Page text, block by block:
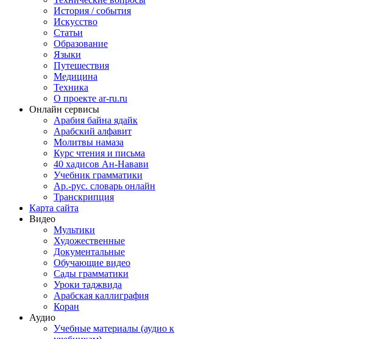
История / события
Искусство
Статьи
Образование
Языки
Путешествия
Медицина
Техника
О проекте ar-ru.ru
Онлайн сервисы
Арабия байна ядайк
Арабский алфавит
Молитвы намаза
Курс чтения и письма
40 хадисов Ан-Навави
Учебник грамматики
Ар.-рус. словарь онлайн
Транскрипция
Карта сайта
Видео
Мультики
Художественные
Документальные
Обучающие видео
Сады грамматики
Уроки таджвида
Арабская каллиграфия
Коран
Аудио
Учебные материалы (аудио к